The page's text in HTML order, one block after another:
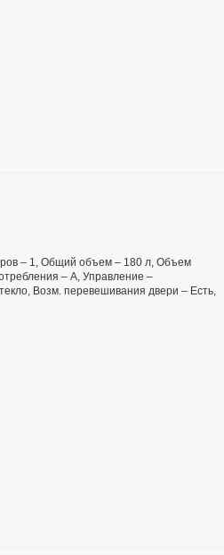
– 1, Общий объем – 180 л, Объем
– А, Управление –
Возм. перевешивания двери – Есть,